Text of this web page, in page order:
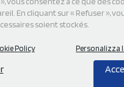
En cliquant sur « Refuser »,
soient stockés.
Policy Personalizza
s.r.l. TOUS DROITS
FR13922807334